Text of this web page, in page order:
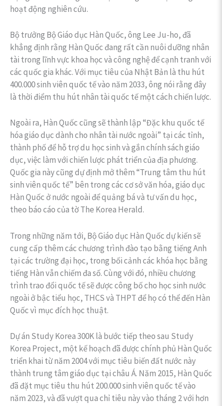
hoạt động nghiên cứu.
Bộ trưởng Bộ Giáo dục Hàn Quốc, ông Lee Ju-ho, đã
khẳng định rằng Hàn Quốc đang rất cần nuôi dưỡng nhân
tài trong lĩnh vực khoa học và công nghệ để cạnh tranh với
các quốc gia khác. Với mục tiêu của Nhật Bản là thu hút
400.000 sinh viên quốc tế vào năm 2033, ông nói rằng đây
là thời điểm thu hút nhân tài quốc tế một cách chiến lược.
Ngoài ra, Hàn Quốc cũng sẽ thành lập “Đặc khu quốc tế
hóa giáo dục dành cho nhân tài nước ngoài” tại các tỉnh,
thành phố để hỗ trợ du học sinh và gắn chính sách giáo
dục, việc làm với chiến lược phát triển của địa phương.
Quốc gia này cũng dự định mở thêm “Trung tâm thu hút
sinh viên quốc tế” bên trong các cơ sở văn hóa, giáo dục
Hàn Quốc ở nước ngoài để quảng bá và tư vấn du học,
theo báo cáo của tờ The Korea Herald.
Trong những năm tới, Bộ Giáo dục Hàn Quốc dự kiến sẽ
cung cấp thêm các chương trình đào tạo bằng tiếng Anh
tại các trường đại học, trong bối cảnh các khóa học bằng
tiếng Hàn vẫn chiếm đa số. Cùng với đó, nhiều chương
trình trao đổi quốc tế sẽ được công bố cho học sinh nước
ngoài ở bậc tiểu học, THCS và THPT để họ có thể đến Hàn
Quốc vì mục đích học thuật.
Dự án Study Korea 300K là bước tiếp theo sau Study
Korea Project, một kế hoạch đã được chính phủ Hàn Quốc
triển khai từ năm 2004 với mục tiêu biến đất nước này
thành trung tâm giáo dục tại châu Á. Năm 2015, Hàn Quốc
đã đặt mục tiêu thu hút 200.000 sinh viên quốc tế vào
năm 2023, và đã vượt qua chỉ tiêu này vào tháng 2 với hơn